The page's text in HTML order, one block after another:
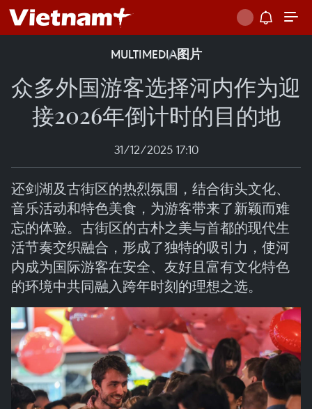
MULTIMEDIA图片
众多外国游客选择河内作为迎
接2026年倒计时的目的地
31/12/2025 17:10
还剑湖及古街区的热烈氛围，结合街头文化、
音乐活动和特色美食，为游客带来了新颖而难
忘的体验。古街区的古朴之美与首都的现代生
活节奏交织融合，形成了独特的吸引力，使河
内成为国际游客在安全、友好且富有文化特色
的环境中共同融入跨年时刻的理想之选。